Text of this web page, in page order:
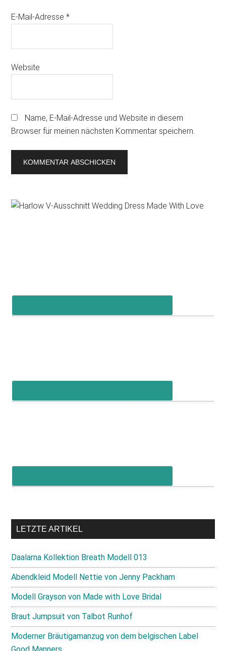
E-Mail-Adresse*
Website
Name, E-Mail-Adresse und Website in diesem
Browser für meinen nächsten Kommentar speichern.
Primary
LETZTE ARTIKEL
Daalarna Kollektion Breath Modell 013
Abendkleid Modell Nettie von Jenny Packham
Modell Grayson von Made with Love Bridal
Braut Jumpsuit von Talbot Runhof
Moderner Bräutigamanzug von dem belgischen Label